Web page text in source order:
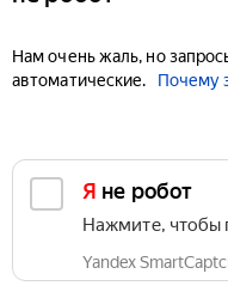
Нам очень жаль, но
автоматические.
Почему
Я не робот
Нажмите, чтобы
Yandex